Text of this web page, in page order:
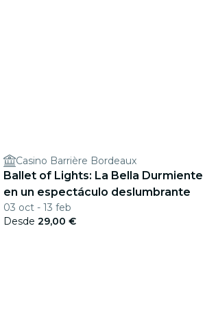
Casino Barrière Bordeaux
Ballet of Lights: La Bella Durmiente
en un espectáculo deslumbrante
03 oct - 13 feb
Desde 29,00 €